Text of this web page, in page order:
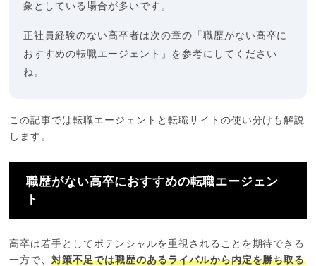
象としている場合が多いです。
正社員経験のない高卒者は次の章の「職歴がない高卒に
おすすめの転職エージェント」を参考にしてください
ね。
この記事では転職エージェントと転職サイトの使い分けも解説
します。
職歴がない高卒におすすめの転職エージェン
ト
高卒は若手としてポテンシャルを重視されることを期待できる
一方で、対策不足では職歴のあるライバルから内定を勝ち取る